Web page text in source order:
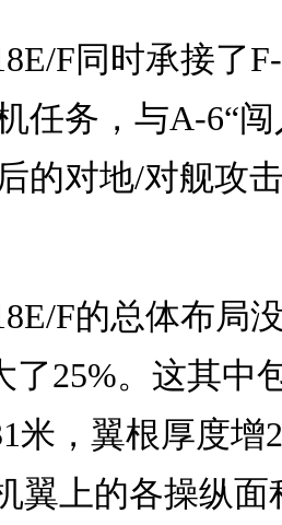
F同时承接了F-
任务，与A-6“
的对地/对舰攻
F的总体布局没
了25%。这其中
米，翼根厚度
翼上的各操纵